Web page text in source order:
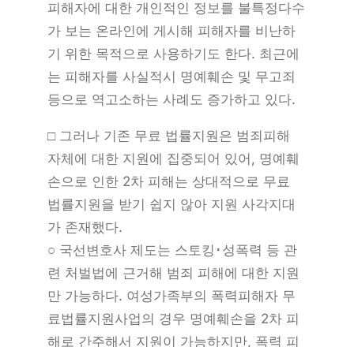
피해자에 대한 개인적인 정보를 불특정다수
가 보는 온라인에 게시해 피해자를 비난하
기 위한 목적으로 사용하기도 한다. 최근에
는 피해자를 사실적시 명예훼손 및 무고죄
등으로 역고소하는 사례도 증가하고 있다.
□ 그러나 기존 무료 법률지원은 범죄피해
자체에 대한 지원에 집중되어 있어, 명예훼
손으로 인한 2차 피해는 상대적으로 무료
법률지원을 받기 쉽지 않아 지원 사각지대
가 존재했다.
○ 국선변호사 제도는 스토킹･성폭력 등 관
련 처벌법에 근거해 범죄 피해에 대한 지원
만 가능하다. 여성가족부의 폭력피해자 무
료법률지원사업의 경우 명예훼손을 2차 피
해로 간주해서 지원이 가능하지만, 폭력 피